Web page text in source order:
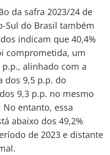
da safra 2023/24 de
Sul do Brasil também
indicam que 40,4%
comprometida, um
alinhado com a
dos 9,5 p.p. do
9,3 p.p. no mesmo
entanto, essa
abaixo dos 49,2%
de 2023 e distante